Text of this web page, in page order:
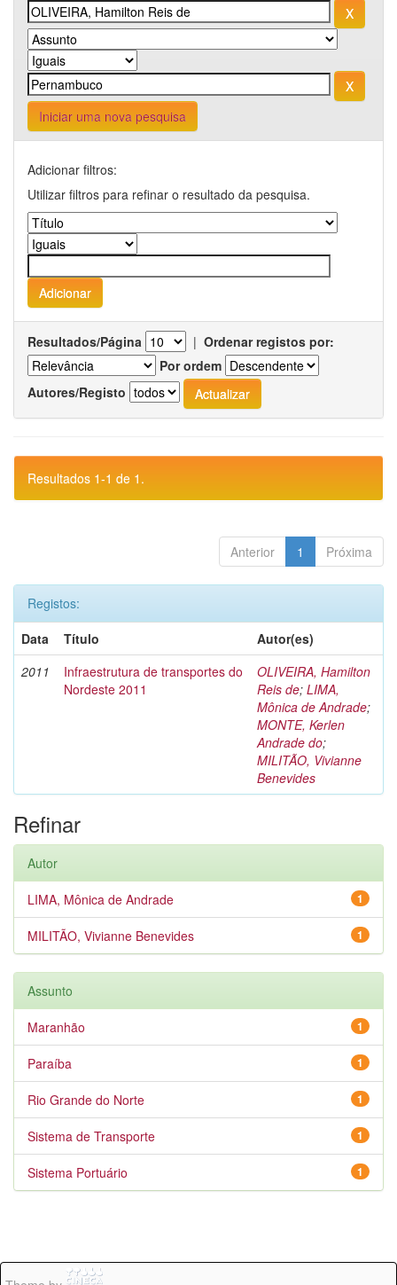
Iniciar uma nova pesquisa
Adicionar filtros:
Utilizar filtros para refinar o resultado da pesquisa.
Resultados/Página | Ordenar registos por:
Por ordem
Autores/Registo
Resultados 1-1 de 1.
Anterior 1 Próxima
Registos:
Data
Título
Autor(es)
2011
Infraestrutura de transportes do
Nordeste 2011
OLIVEIRA, Hamilton
Reis de; LIMA,
Mônica de Andrade;
MONTE, Kerlen
Andrade do;
MILITÃO, Vivianne
Benevides
Refinar
Autor
1
LIMA, Mônica de Andrade
1
MILITÃO, Vivianne Benevides
Assunto
1
Maranhão
1
Paraíba
1
Rio Grande do Norte
1
Sistema de Transporte
1
Sistema Portuário